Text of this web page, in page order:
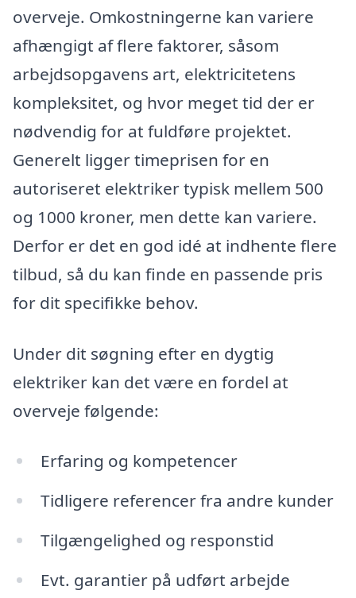
overveje. Omkostningerne kan variere
afhængigt af flere faktorer, såsom
arbejdsopgavens art, elektricitetens
kompleksitet, og hvor meget tid der er
nødvendig for at fuldføre projektet.
Generelt ligger timeprisen for en
autoriseret elektriker typisk mellem 500
og 1000 kroner, men dette kan variere.
Derfor er det en god idé at indhente flere
tilbud, så du kan finde en passende pris
for dit specifikke behov.
Under dit søgning efter en dygtig
elektriker kan det være en fordel at
overveje følgende:
Erfaring og kompetencer
Tidligere referencer fra andre kunder
Tilgængelighed og responstid
Evt. garantier på udført arbejde